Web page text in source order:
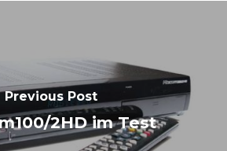
Previous Post
2HD im Test